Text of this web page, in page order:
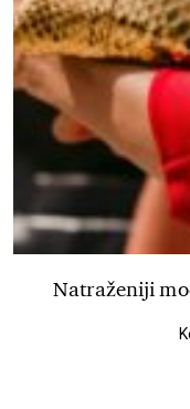
Natraženiji